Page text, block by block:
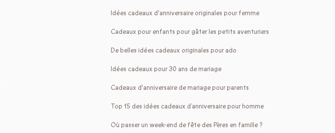
Idées cadeaux d'anniversaire originales pour femme
Cadeaux pour enfants pour gâter les petits aventuriers
De belles idées cadeaux originales pour ado
Idées cadeaux pour 30 ans de mariage
Cadeaux d'anniversaire de mariage pour parents
Top 15 des idées cadeaux d’anniversaire pour homme
Où passer un week-end de fête des Pères en famille ?